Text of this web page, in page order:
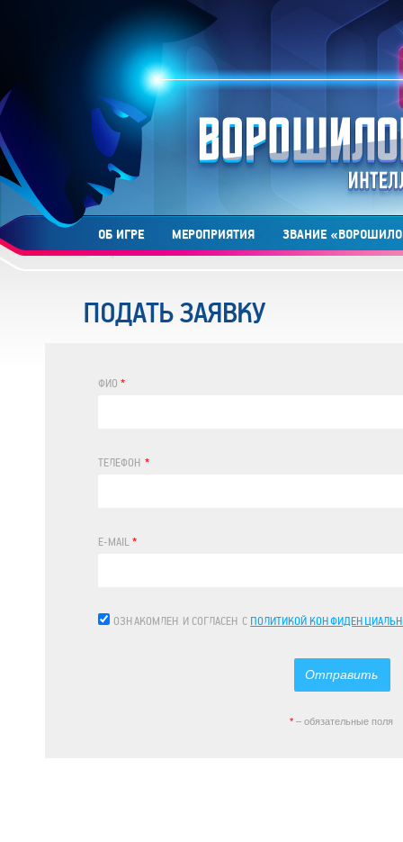
ОБ ИГРЕ МЕРОПРИЯТИЯ ЗВАНИЕ
ПОДАТЬ ЗАЯВКУ
ФИО *
ТЕЛЕФОН *
E-MAIL *
ОЗНАКОМЛЕН И СОГЛАСЕН С ПОЛИТИКОЙ
* – обязательные поля